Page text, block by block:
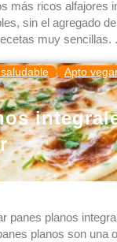
más ricos alfajores
sin el agregado
muy sencillas.
Apto
panes planos
planos son una